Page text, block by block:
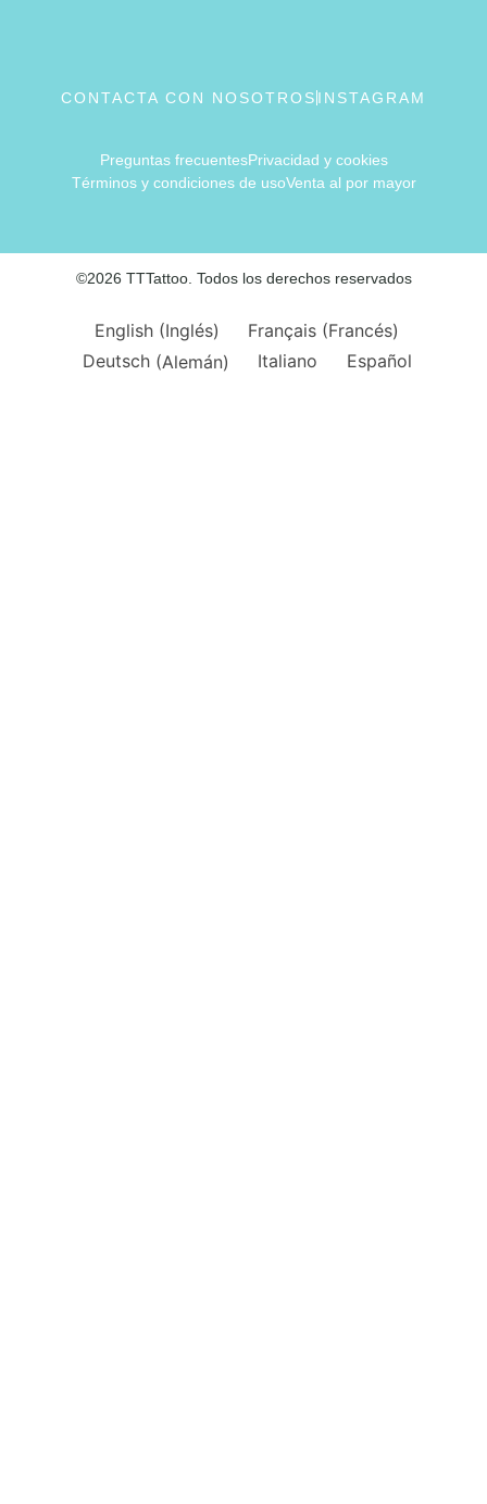
CONTACTA CON NOSOTROS INSTAGRAM
Preguntas frecuentesPrivacidad y cookies
Términos y condiciones de usoVenta al por mayor
©2026 TTTattoo. Todos los derechos reservados
English (Inglés) Français (Francés)
Deutsch(Alemán) Italiano Español